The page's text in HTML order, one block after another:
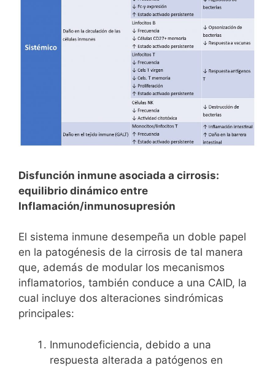
Disfunción inmune asociada a cirrosis:
equilibrio dinámico entre
Inflamación/inmunosupresión
El sistema inmune desempeña un doble papel
en la patogénesis de la cirrosis de tal manera
que, además de modular los mecanismos
inflamatorios, también conduce a una CAID, la
cual incluye dos alteraciones sindrómicas
principales:
Inmunodeficiencia, debido a una
respuesta alterada a patógenos en